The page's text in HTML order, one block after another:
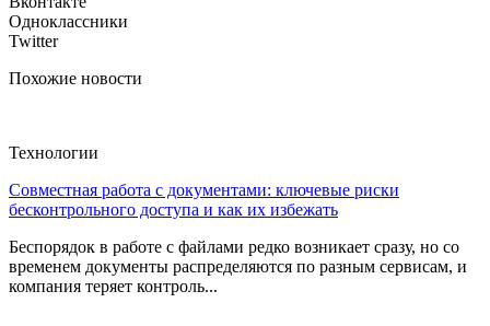
Одноклассники
Twitter
Похожие новости
Технологии
Совместная работа с документами: ключевые риски
бесконтрольного доступа и как их избежать
Беспорядок в работе с файлами редко возникает сразу, но со
временем документы распределяются по разным сервисам, и
компания теряет контроль...